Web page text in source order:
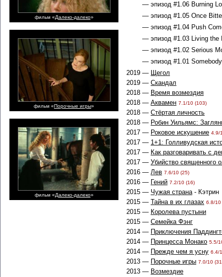
фильм «Далеко-далеко»
фильм «Порочные игры»
фильм «Далеко-далеко»
— эпизод #1.06 Burning
— эпизод #1.05 Once
— эпизод #1.04 Push
— эпизод #1.03 Living the
— эпизод #1.02 Serious
— эпизод #1.01
2019 — Щегол
2019 — Скандал
2018 — Время возмездия
2018 — Аквамен 7.1/10 (103)
2018 — Стёртая личность
2018 — Робин Уильямс:
2017 — Роковое искушение 4.9/
2017 — 1+1: Голливудская
2017 — Как разговаривать с
2017 — Убийство священного
2016 — Лев 7.6/10 (25)
2016 — Гений 7.2/10 (16)
2015 — Чужая страна- Кэтрин
2015 — Тайна в их глазах 6.8/10
2015 — Королева пустыни
2015 — Семейка Фэнг
2014 — Приключения
2014 — Принцесса Монако 5.5/
2014 — Прежде чем я усну 6.4/
2013 — Порочные игры 7.0/10
2013 — Возмездие